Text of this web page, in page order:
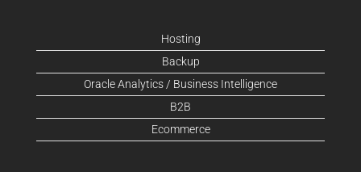
Hosting
Backup
Oracle Analytics / Business Intelligence
B2B
Ecommerce